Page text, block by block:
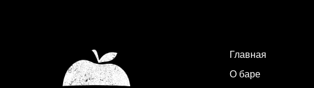
Главная
О баре